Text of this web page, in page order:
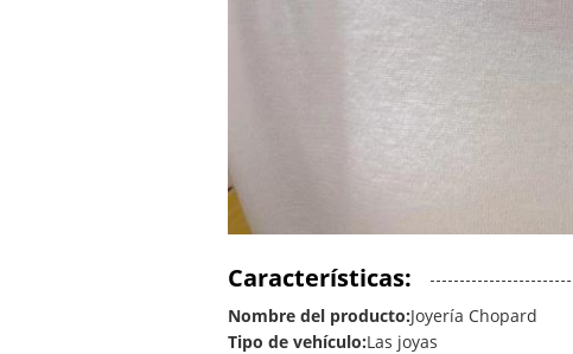
Características:
Nombre del producto:Joyería Chopard
Tipo de vehículo:Las joyas